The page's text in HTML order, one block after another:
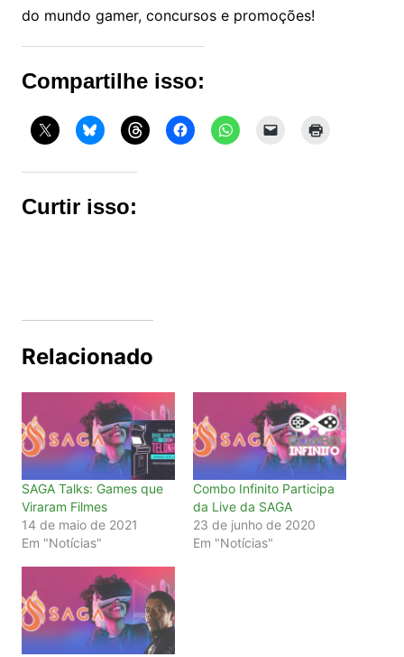
do mundo gamer, concursos e promoções!
Compartilhe isso:
Curtir isso:
Relacionado
SAGA Talks: Games que
Viraram Filmes
14 de maio de 2021
Em "Notícias"
Combo Infinito Participa
da Live da SAGA
23 de junho de 2020
Em "Notícias"